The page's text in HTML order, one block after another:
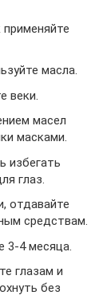
масла.
веки.
масел
масками.
избегать
глаз.
отдавайте
средствам.
3-4 месяца.
глазам и
без